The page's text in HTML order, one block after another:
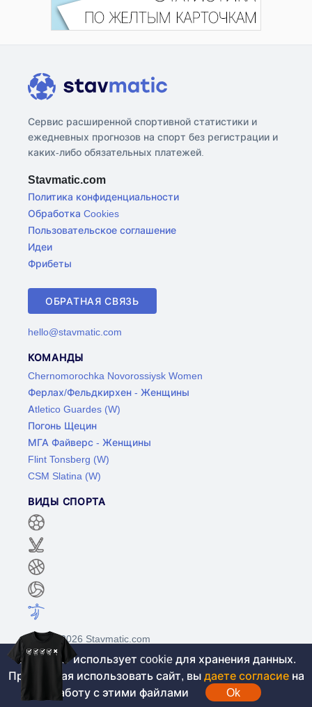
Сервис расширенной спортивной статистики и
ежедневных прогнозов на спорт без регистрации и
каких-либо обязательных платежей.
Stavmatic.com
Политика конфиденциальности
Обработка Cookies
Пользовательское соглашение
Идеи
Фрибеты
ОБРАТНАЯ СВЯЗЬ
hello@stavmatic.com
КОМАНДЫ
Chernomorochka Novorossiysk Women
Ферлах/Фельдкирхен - Женщины
Atletico Guardes (W)
Погонь Щецин
МГА Файверс - Женщины
Flint Tonsberg (W)
CSM Slatina (W)
ВИДЫ СПОРТА
©2017-2026 Stavmatic.com
Для лиц старше 18 лет. На сайте не
проводятся игры на денежные средства, вся
Этот сайт использует cookie для хранения данных.
Продолжая использовать сайт, вы даете согласие на
работу с этими файлами
Ok